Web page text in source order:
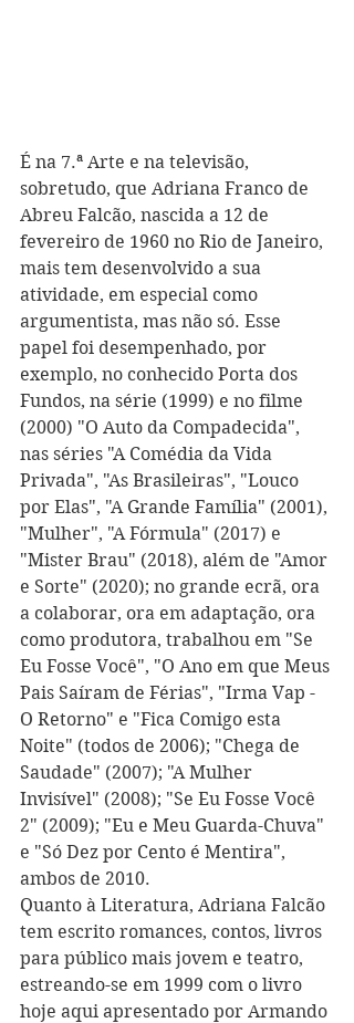
É na 7.ª Arte e na televisão,
sobretudo, que Adriana Franco de
Abreu Falcão, nascida a 12 de
fevereiro de 1960 no Rio de Janeiro,
mais tem desenvolvido a sua
atividade, em especial como
argumentista, mas não só. Esse
papel foi desempenhado, por
exemplo, no conhecido Porta dos
Fundos, na série (1999) e no filme
(2000) "O Auto da Compadecida",
nas séries "A Comédia da Vida
Privada", "As Brasileiras", "Louco
por Elas", "A Grande Família" (2001),
"Mulher", "A Fórmula" (2017) e
"Mister Brau" (2018), além de "Amor
e Sorte" (2020); no grande ecrã, ora
a colaborar, ora em adaptação, ora
como produtora, trabalhou em "Se
Eu Fosse Você", "O Ano em que Meus
Pais Saíram de Férias", "Irma Vap -
O Retorno" e "Fica Comigo esta
Noite" (todos de 2006); "Chega de
Saudade" (2007); "A Mulher
Invisível" (2008); "Se Eu Fosse Você
2" (2009); "Eu e Meu Guarda-Chuva"
e "Só Dez por Cento é Mentira",
ambos de 2010.
Quanto à Literatura, Adriana Falcão
tem escrito romances, contos, livros
para público mais jovem e teatro,
estreando-se em 1999 com o livro
hoje aqui apresentado por Armando